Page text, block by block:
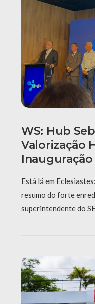
WS: Hub
Valorização
Inauguração
Está lá em
resumo do forte
superintendente do